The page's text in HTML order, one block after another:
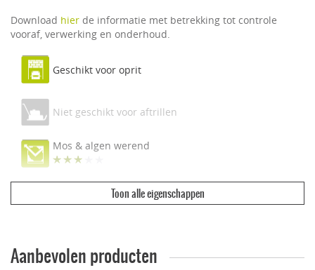
Download hier de informatie met betrekking tot controle
vooraf, verwerking en onderhoud.
Geschikt voor oprit
Niet geschikt voor aftrillen
Mos & algen werend
Ecologisch & duurzaam
Toon alle eigenschappen
Aanbevolen producten